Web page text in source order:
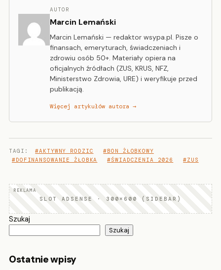
AUTOR
Marcin Lemański
Marcin Lemański — redaktor wsypa.pl. Pisze o
finansach, emeryturach, świadczeniach i
zdrowiu osób 50+. Materiały opiera na
oficjalnych źródłach (ZUS, KRUS, NFZ,
Ministerstwo Zdrowia, URE) i weryfikuje przed
publikacją.
Więcej artykułów autora →
TAGI: #AKTYWNY RODZIC
#BON ŻŁOBKOWY
#DOFINANSOWANIE ŻŁOBKA
#ŚWIADCZENIA 2026 #ZUS
SLOT ADSENSE · 300×600 (SIDEBAR)
Szukaj
Szukaj
Ostatnie wpisy